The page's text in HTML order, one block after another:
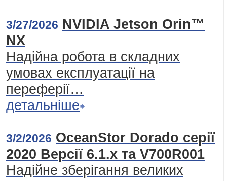
3/27/2026 NVIDIA Jetson Orin™
NX
Надійна робота в складних
умовах експлуатації на
переферії…
детальніше
3/2/2026 OceanStor Dorado серії
2020 Версії 6.1.x та V700R001
Надійне зберігання великих